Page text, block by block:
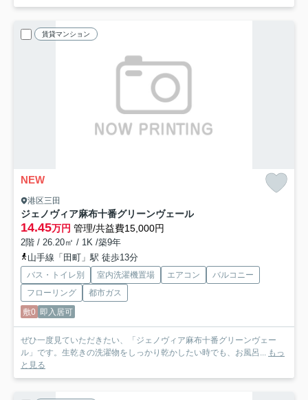
賃貸マンション
NEW
港区三田
ジェノヴィア麻布十番グリーンヴェール
14.45万円 管理/共益費15,000円
2階 / 26.20㎡ / 1K /築9年
山手線「田町」駅 徒歩13分
バス・トイレ別 室内洗濯機置場 エアコン
バルコニー
フローリング
都市ガス
敷0 即入居可
ぜひ一度見ていただきたい、「ジェノヴィア麻布十番グリーンヴェー
ル」です。生乾きの洗濯物をしっかり乾かしたい時でも、お風呂...
もっ
と見る